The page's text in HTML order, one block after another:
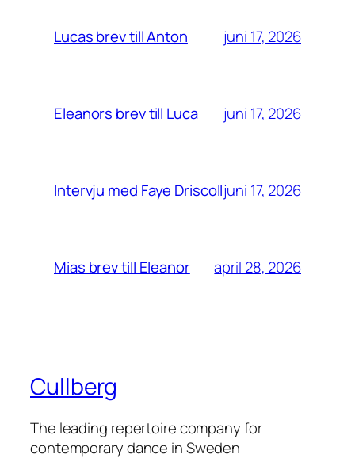
Lucas brev till Anton juni 17, 2026
Eleanors brev till Luca juni 17, 2026
Intervju med Faye Driscolljuni 17, 2026
Mias brev till Eleanor april 28, 2026
Cullberg
The leading repertoire company for
contemporary dance in Sweden